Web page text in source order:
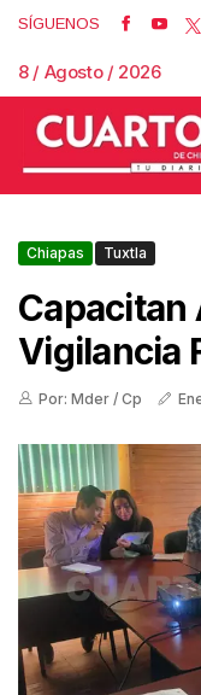
SÍGUENOS
8 / Agosto / 2026
Chiapas Tuxtla
Capacitan
Vigilancia
Por: Mder / Cp